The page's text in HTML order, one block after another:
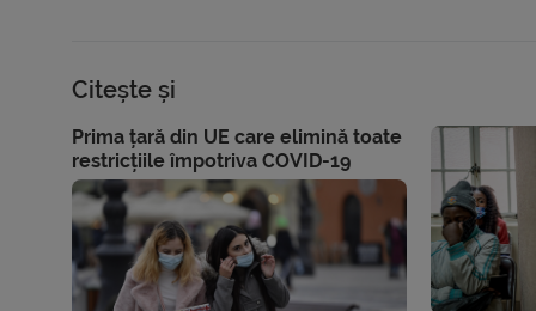
Citește și
Prima țară din UE care elimină toate
restricțiile împotriva COVID-19